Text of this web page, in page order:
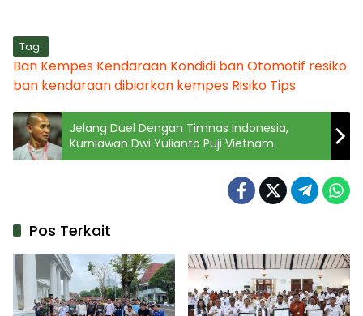
Tag:
Ban Kempes Kendaraan Kondidi banOtomotif resiko
ban kendaraan dibiarkan kempes Risiko Tips
Jelang Duel Dengan Timnas Indonesia,
Kurniawan Dwi Yulianto Puji Vietnam
Pos Terkait